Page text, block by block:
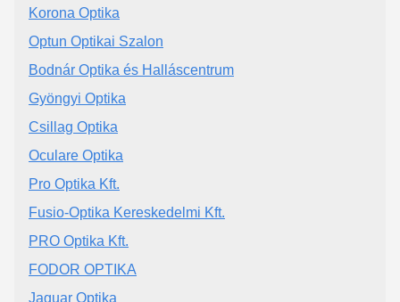
Korona Optika
Optun Optikai Szalon
Bodnár Optika és Halláscentrum
Gyöngyi Optika
Csillag Optika
Oculare Optika
Pro Optika Kft.
Fusio-Optika Kereskedelmi Kft.
PRO Optika Kft.
FODOR OPTIKA
Jaguar Optika